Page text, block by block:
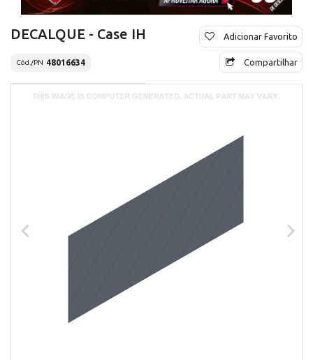
DECALQUE - Case IH
Cód./PN 48016634
Adicionar Favorito
Compartilhar